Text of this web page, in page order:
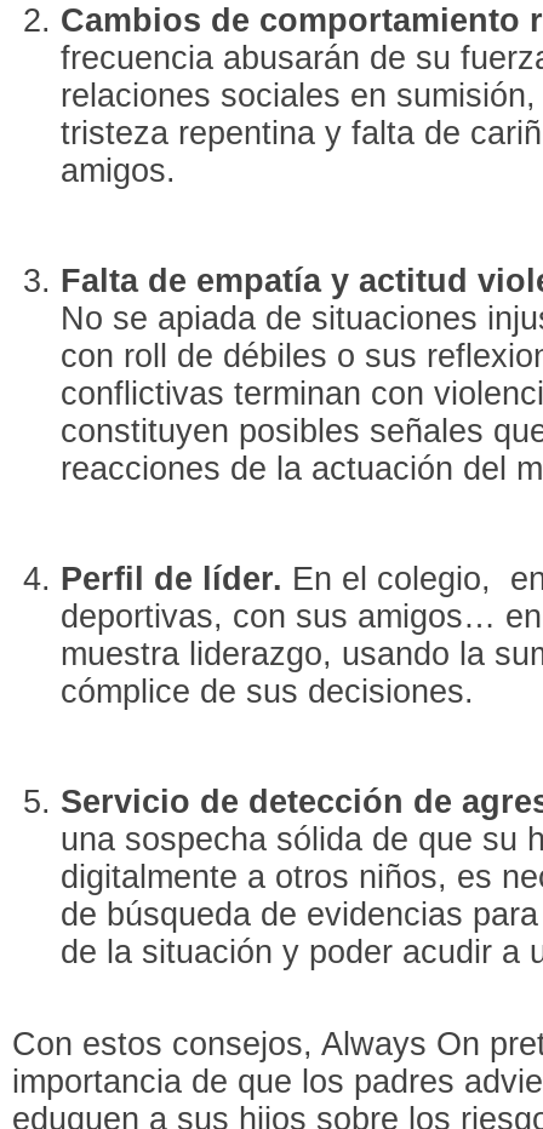
Cambios de comportamiento
frecuencia abusarán de su
relaciones sociales en
tristeza repentina y falta de
amigos.
Falta de empatía y actitud
No se apiada de situaciones
con roll de débiles o sus
conflictivas terminan con
constituyen posibles señales
reacciones de la actuación del
Perfil de líder. En el colegio,
deportivas, con sus amigos…
muestra liderazgo, usando la
cómplice de sus decisiones.
Servicio de detección de
una sospecha sólida de que su
digitalmente a otros niños, es
de búsqueda de evidencias
de la situación y poder acudir a
Con estos consejos, Always On
importancia de que los padres
eduquen a sus hijos sobre los